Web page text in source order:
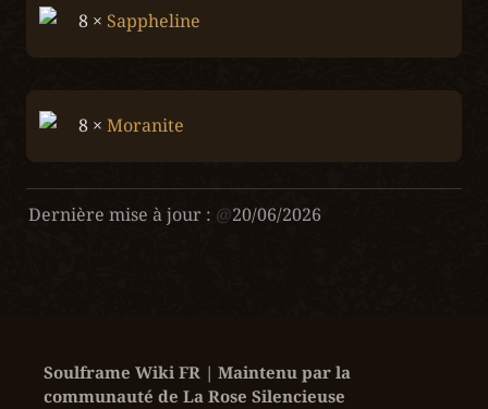
8 × Sappheline
8 × Moranite
Dernière mise à jour : @20/06/2026
Soulframe Wiki FR | Maintenu par la
communauté de La Rose Silencieuse